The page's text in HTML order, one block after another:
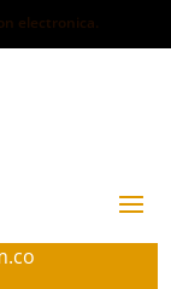
electronica.